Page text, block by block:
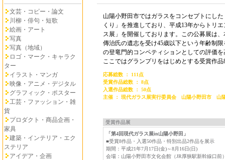
文芸・コピー・論文
川柳・俳句・短歌
絵画・アート
写真
写真（地域）
ロゴ・マーク・キャラク
ター
イラスト・マンガ
映像・アニメ・デジタル
グラフィック・ポスター
工芸・ファッション・雑
貨
プロダクト・商品企画・
家具
建築・インテリア・エク
ステリア
アイデア・企画
山陽小野田市ではガラスをコンセプトにし
くり」を推進しており、平成13年からトリ
ス展」を開催しております。この公募展は
傳治氏の遺志を受け45歳以下という年齢制
の登竜門的コンペティションとしての評価
ここではグランプリをはじめとする受賞作
応募総数 ： 111点
受賞作品総数 ： 8点
入選作品総数 ： 50点
主催 ： 現代ガラス展実行委員会 山陽小野田市 山
受賞作品展
「第4回現代ガラス展in山陽小野田」
■受賞8作品・入選50作品・特別出品2作品を展示
期間：平成21年7月17日(金)～8月16日(日)
会場：山陽小野田市文化会館（JR厚狭駅新幹線口前